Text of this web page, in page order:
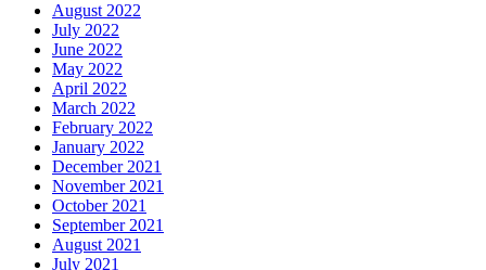
August 2022
July 2022
June 2022
May 2022
April 2022
March 2022
February 2022
January 2022
December 2021
November 2021
October 2021
September 2021
August 2021
July 2021